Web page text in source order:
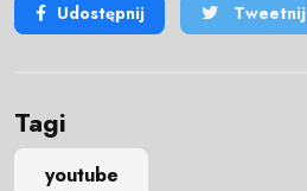
Udostępnij Tweetnij
Tagi
youtube